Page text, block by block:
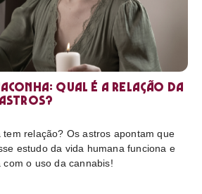
Qual é a relação da
relação? Os astros apontam que
estudo da vida humana funciona e
o uso da cannabis!